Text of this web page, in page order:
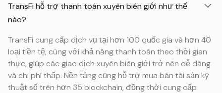
TransFi hỗ trợ thanh toán xuyên biên giới như thế
nào?
TransFi cung cấp dịch vụ tại hơn 100 quốc gia và hơn 40
loại tiền tệ, cùng với khả năng thanh toán theo thời gian
thực, giúp các giao dịch xuyên biên giới trở nên dễ dàng
và chi phí thấp. Nền tảng cũng hỗ trợ mua bán tài sản kỹ
thuật số trên hơn 35 blockchain, đồng thời cung cấp